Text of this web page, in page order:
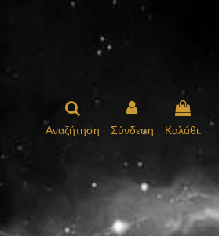
Αναζήτηση Σύνδεση Καλάθι: